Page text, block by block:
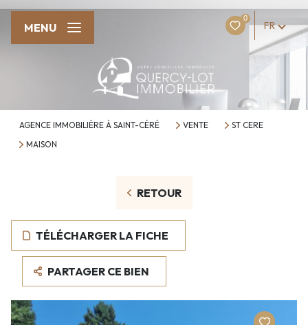
0
FR
MENU
AGENCE IMMOBILIÈRE À SAINT-CÉRÉ VENTE
ST CERE
MAISON
RETOUR
TÉLÉCHARGER LA FICHE
PARTAGER CE BIEN